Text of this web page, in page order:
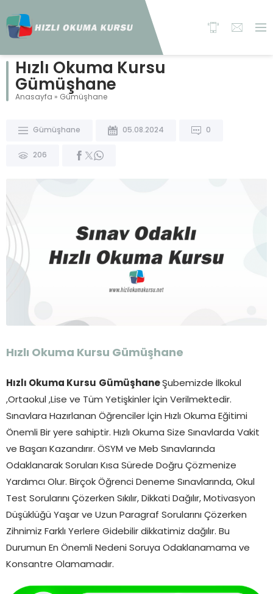
Hızlı Okuma Kursu
Gümüşhane
Anasayfa » Gümüşhane
Gümüşhane 05.08.2024 0
206
Hızlı Okuma Kursu Gümüşhane
Hızlı Okuma Kursu Gümüşhane Şubemizde İlkokul
,Ortaokul ,Lise ve Tüm Yetişkinler İçin Verilmektedir.
Sınavlara Hazırlanan Öğrenciler İçin Hızlı Okuma Eğitimi
Önemli Bir yere sahiptir. Hızlı Okuma Size Sınavlarda Vakit
ve Başarı Kazandırır. ÖSYM ve Meb Sınavlarında
Odaklanarak Soruları Kısa Sürede Doğru Çözmenize
Yardımcı Olur. Birçok Öğrenci Deneme Sınavlarında, Okul
Test Sorularını Çözerken Sıkılır, Dikkati Dağılır, Motivasyon
Düşüklüğü Yaşar ve Uzun Paragraf Sorularını Çözerken
Zihnimiz Farklı Yerlere Gidebilir dikkatimiz dağılır. Bu
Durumun En Önemli Nedeni Soruya Odaklanamama ve
Konsantre Olamamadır.